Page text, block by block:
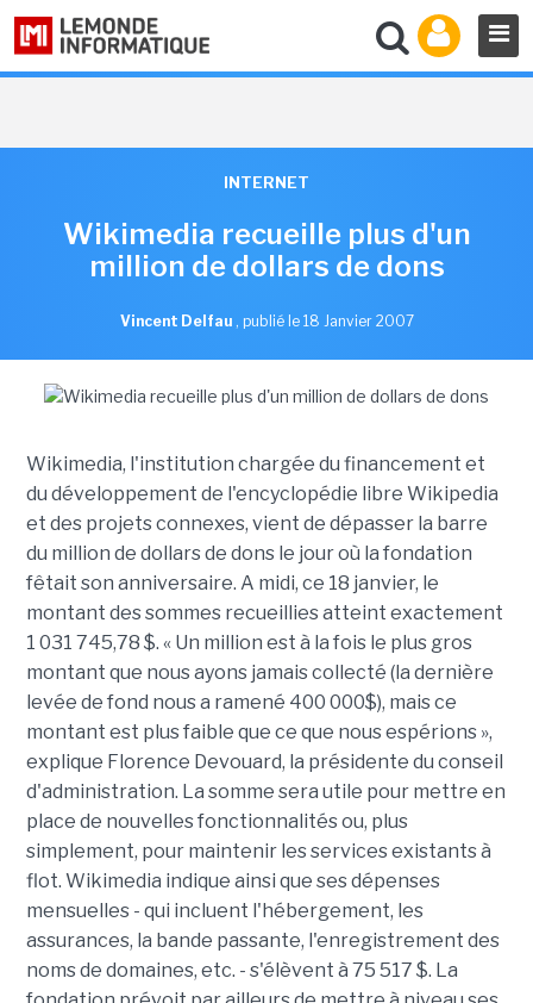
INTERNET
Wikimedia recueille plus d'un
million de dollars de dons
Vincent Delfau , publié le 18 Janvier 2007
Wikimedia, l'institution chargée du financement et
du développement de l'encyclopédie libre Wikipedia
et des projets connexes, vient de dépasser la barre
du million de dollars de dons le jour où la fondation
fêtait son anniversaire. A midi, ce 18 janvier, le
montant des sommes recueillies atteint exactement
1 031 745,78 $. « Un million est à la fois le plus gros
montant que nous ayons jamais collecté (la dernière
levée de fond nous a ramené 400 000$), mais ce
montant est plus faible que ce que nous espérions »,
explique Florence Devouard, la présidente du conseil
d'administration. La somme sera utile pour mettre en
place de nouvelles fonctionnalités ou, plus
simplement, pour maintenir les services existants à
flot. Wikimedia indique ainsi que ses dépenses
mensuelles - qui incluent l'hébergement, les
assurances, la bande passante, l'enregistrement des
noms de domaines, etc. - s'élèvent à 75 517 $. La